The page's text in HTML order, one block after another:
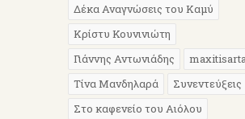
Δέκα Αναγνώσεις του Καμύ
Κρίστυ Κουνινιώτη
Γιάννης Αντωνιάδης
Τίνα Μανδηλαρά
Συνεντεύξεις
Στο καφενείο του Αιόλου